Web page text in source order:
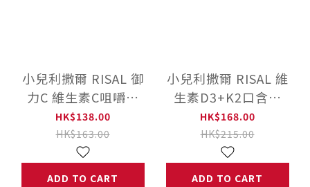
小兒利撒爾 RISAL 御
力C 維生素C咀嚼片
(60粒) ◇添加300mg
高單位維生素C◇
HK$138.00
HK$163.00
ADD TO CART
小兒利撒爾 RISAL 維
生素D3+K2口含片
(60粒)
HK$168.00
HK$215.00
ADD TO CART